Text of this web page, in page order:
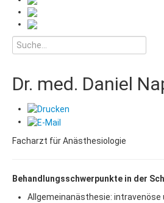
Dr. med. Daniel
Facharzt für Anästhesiologie
Behandlungsschwerpunkte in der
Allgemeinanästhesie: intravenöse